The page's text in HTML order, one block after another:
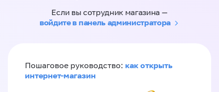
Если вы сотрудник магазина —
войдите в панель администратора
Пошаговое руководство: как открыть
интернет-магазин